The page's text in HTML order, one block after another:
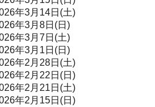
年3月14日(土)
年3月8日(日)
年3月7日(土)
年3月1日(日)
年2月28日(土)
年2月22日(日)
年2月21日(土)
年2月15日(日)